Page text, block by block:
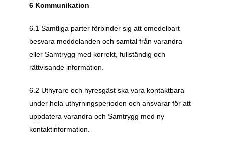
6 Kommunikation
6.1 Samtliga parter förbinder sig att omedelbart
besvara meddelanden och samtal från varandra
eller Samtrygg med korrekt, fullständig och
rättvisande information.
6.2 Uthyrare och hyresgäst ska vara kontaktbara
under hela uthyrningsperioden och ansvarar för att
uppdatera varandra och Samtrygg med ny
kontaktinformation.